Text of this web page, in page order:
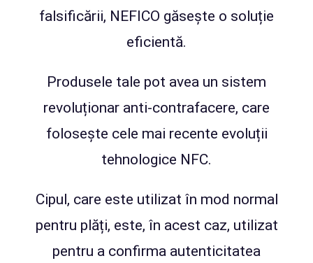
falsificării, NEFICO găsește o soluție
eficientă.
Produsele tale pot avea un sistem
revoluționar anti-contrafacere, care
folosește cele mai recente evoluții
tehnologice NFC.
Cipul, care este utilizat în mod normal
pentru plăți, este, în acest caz, utilizat
pentru a confirma autenticitatea